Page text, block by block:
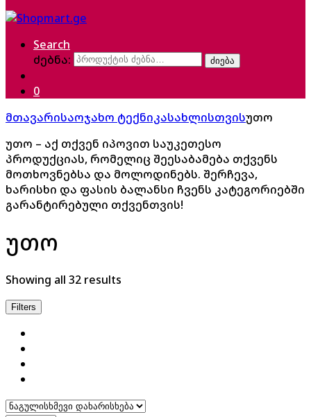
Search
ძებნა:
ძიება
0
მთავარისაოჯახო ტექნიკასახლისთვისუთო
უთო – აქ თქვენ იპოვით საუკეთესო
პროდუქციას, რომელიც შეესაბამება თქვენს
მოთხოვნებსა და მოლოდინებს. შერჩევა,
ხარისხი და ფასის ბალანსი ჩვენს კატეგორიებში
გარანტირებული თქვენთვის!
უთო
Showing all 32 results
Filters